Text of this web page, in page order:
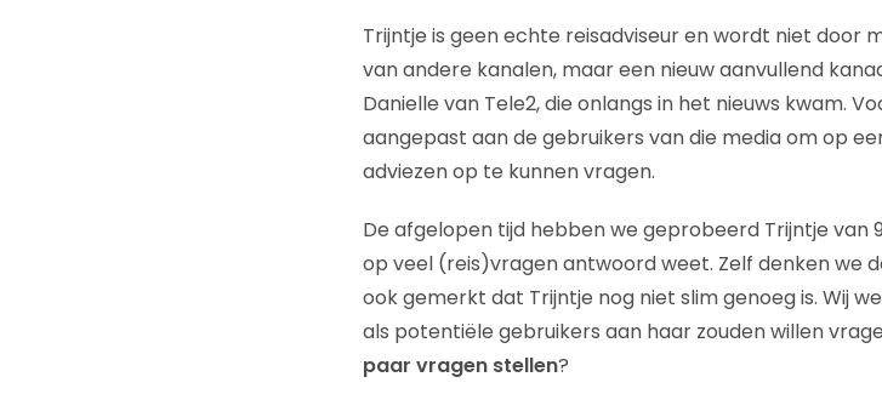
Trijntje is geen echte reisadviseur en wordt niet door
van andere kanalen, maar een nieuw aanvullend
Danielle van Tele2, die onlangs in het nieuws kwam.
aangepast aan de gebruikers van die media om op
adviezen op te kunnen vragen.
De afgelopen tijd hebben we geprobeerd Trijntje van
op veel (reis)vragen antwoord weet. Zelf denken we
ook gemerkt dat Trijntje nog niet slim genoeg is. Wij
als potentiële gebruikers aan haar zouden willen
paar vragen stellen?